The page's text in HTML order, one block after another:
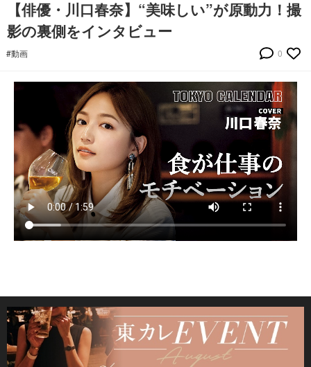
【俳優・川口春奈】“美味しい”が原動力！撮
影の裏側をインタビュー
#動画 0